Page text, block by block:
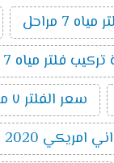
7 مراحل
فلتر مياه 7 مراحل بالصور
سعر الفلتر ٧ مراحل